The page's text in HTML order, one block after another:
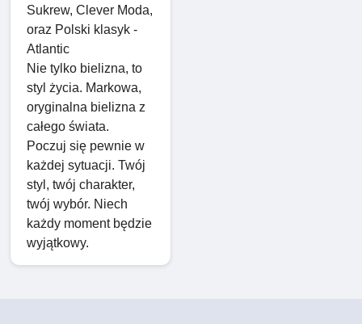
Sukrew, Clever Moda,
oraz Polski klasyk -
Atlantic
Nie tylko bielizna, to
styl życia. Markowa,
oryginalna bielizna z
całego świata.
Poczuj się pewnie w
każdej sytuacji. Twój
styl, twój charakter,
twój wybór. Niech
każdy moment będzie
wyjątkowy.